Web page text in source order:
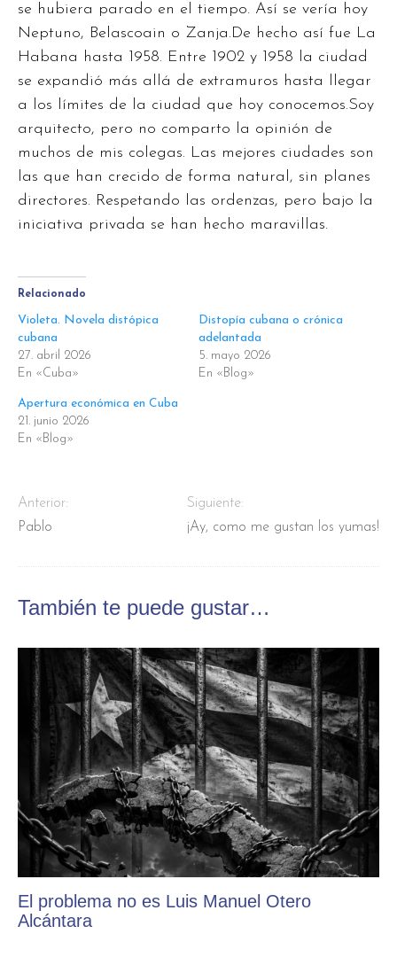
se hubiera parado en el tiempo. Así se vería hoy
Neptuno, Belascoain o Zanja.De hecho así fue La
Habana hasta 1958. Entre 1902 y 1958 la ciudad
se expandió más allá de extramuros hasta llegar
a los límites de la ciudad que hoy conocemos.Soy
arquitecto, pero no comparto la opinión de
muchos de mis colegas. Las mejores ciudades son
las que han crecido de forma natural, sin planes
directores. Respetando las ordenzas, pero bajo la
iniciativa privada se han hecho maravillas.
Relacionado
Violeta. Novela distópica
cubana
27. abril 2026
En «Cuba»
Distopía cubana o crónica
adelantada
5. mayo 2026
En «Blog»
Apertura económica en Cuba
21. junio 2026
En «Blog»
Anterior:
Pablo
Siguiente:
¡Ay, como me gustan los yumas!
También te puede gustar…
El problema no es Luis Manuel Otero
Alcántara